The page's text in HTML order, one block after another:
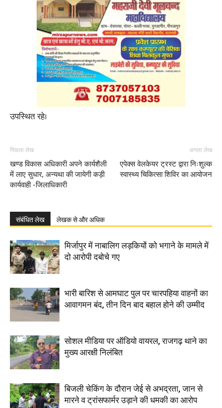
उपस्थित रहे।
पिछला लेख
खण्ड विकास अधिकारी अपने कार्यशैली
में लाए सुधार, अन्यथा की जायेगी कड़ी
कार्यवाही -जिलाधिकारी
अगला लेख
एपेक्स वेलकेयर ट्रस्ट द्वारा निःशुल्क
स्वास्थ्य चिकित्सा शिविर का आयोजन
संबंधित लेख लेखक से और अधिक
मिर्जापुर में नाबालिग लड़कियों को भगाने के मामले में
दो आरोपी दबोचे गए
भारी बारिश से आमघाट पुल पर चारपहिया वाहनों का
आवागमन बंद, तीन दिन बाद बहाल होने की उम्मीद
सोशल मीडिया पर ऑडियो वायरल, राजगढ़ थाने का
मुख्य आरक्षी निलंबित
बिजली चेकिंग के दौरान जेई से अभद्रता, जान से
मारने व ट्रांसफार्मर उड़ाने की धमकी का आरोप